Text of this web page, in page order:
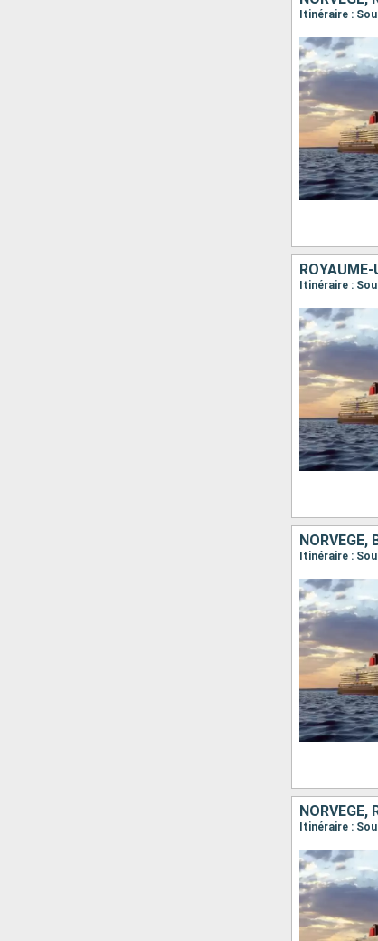
ROYAUME-
NORVÈGE,
Itinéraire :
NORVÈGE,
Itinéraire :